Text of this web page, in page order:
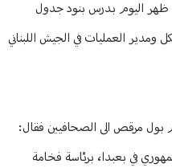
ظهر اليوم بدرس بنود جدول
ومدير العمليات في الجيش اللبناني
بول مرقص الى الصحافيين فقال:
في بعبدا، برئاسة فخامة